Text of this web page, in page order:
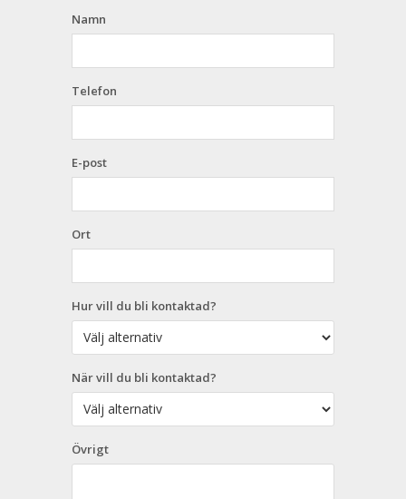
Namn
Telefon
E-post
Ort
Hur vill du bli kontaktad?
När vill du bli kontaktad?
Övrigt